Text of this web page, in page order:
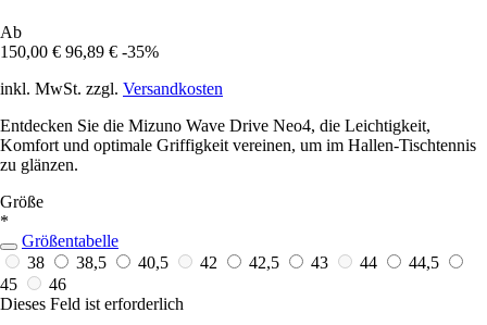
Ab
150,00 € 96,89 € -35%
inkl. MwSt. zzgl. Versandkosten
Entdecken Sie die Mizuno Wave Drive Neo4, die Leichtigkeit,
Komfort und optimale Griffigkeit vereinen, um im Hallen-Tischtennis
zu glänzen.
Größe
*
Größentabelle
38
38,5 40,5 42 42,5 43 44
44,5
45
46
Dieses Feld ist erforderlich